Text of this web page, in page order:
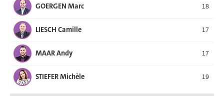
GOERGEN Marc 18
LIESCH Camille 17
MAAR Andy 17
STIEFER Michèle 19